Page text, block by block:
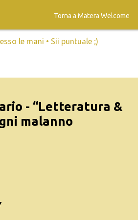
Torna a Matera Welcome
le mani • Sii puntuale ;)
- “Letteratura &
malanno